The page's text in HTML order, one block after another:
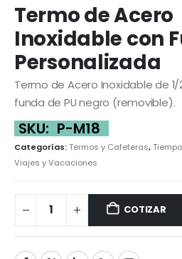
Termo de Acero
Inoxidable con
Personalizada
Termo de Acero Inoxidable de
funda de PU negro (removible).
SKU: P-M18
Categorías:Termos y Cafeteras,
Viajes y Vacaciones
COTIZAR